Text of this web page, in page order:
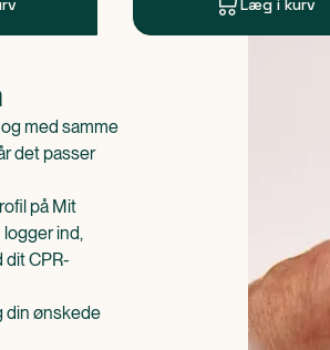
Læg i kurv
med samme
det passer
på Mit
ind,
dit CPR-
din ønskede